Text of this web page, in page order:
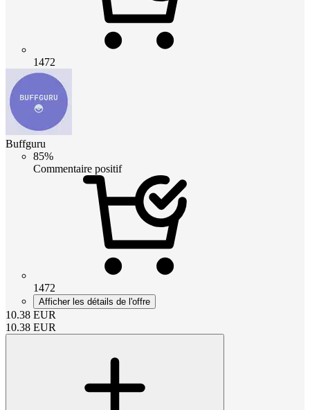
1472
Buffguru
85%
Commentaire positif
1472
Afficher les détails de l'offre
10.38 EUR
10.38 EUR